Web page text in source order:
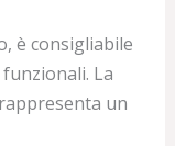
è consigliabile
La
un